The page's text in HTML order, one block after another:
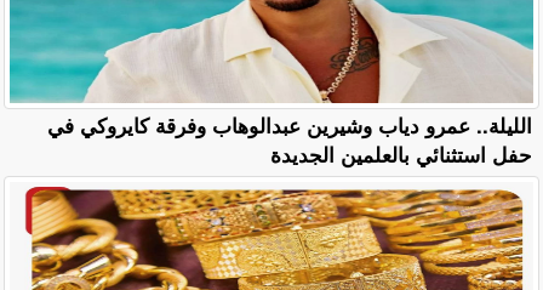
الليلة.. عمرو دياب وشيرين عبدالوهاب وفرقة كايروكي في
حفل استثنائي بالعلمين الجديدة